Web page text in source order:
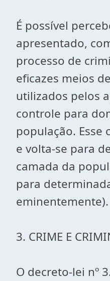
É possível
apresentado,
processo de
eficazes meios
utilizados pelos
controle para
população. Esse
e volta-se para
camada da
para
eminentemente).
3. CRIME E
O decreto-lei nº